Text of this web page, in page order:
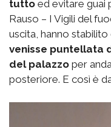
tutto ed evitare guai
Rauso – I Vigili del
uscita, hanno stabilito
venisse puntellata
del palazzo per
posteriore. E così è